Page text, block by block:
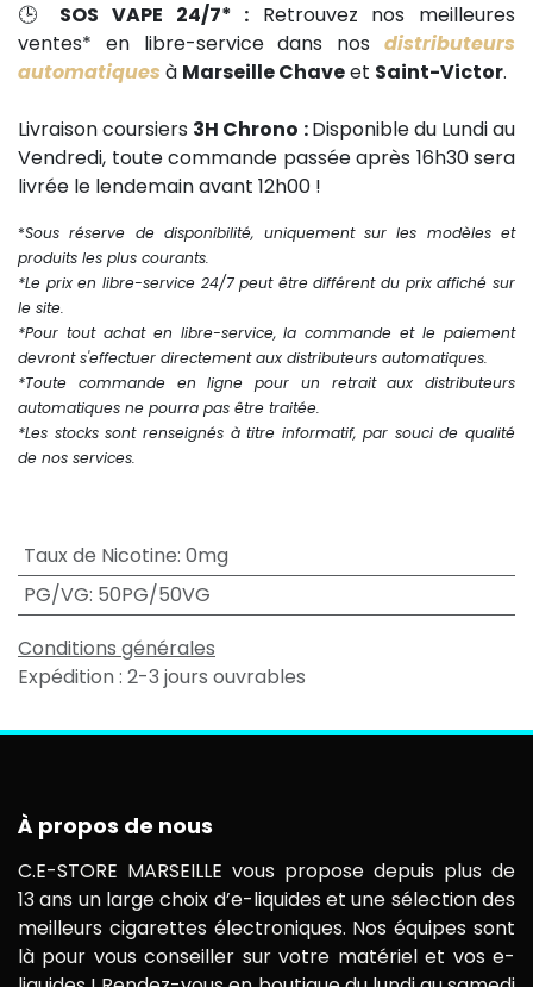
🕒 SOS VAPE 24/7* : Retrouvez nos meilleures
ventes* en libre-service dans nos distributeurs
automatiques à Marseille Chaveet Saint-Victor.
Livraison coursiers 3H Chrono :Disponible du Lundi au
Vendredi, toute commande passée après 16h30 sera
livrée le lendemain avant 12h00 !
*Sous réserve de disponibilité, uniquement sur les modèles et
produits les plus courants.
*Le prix en libre-service 24/7 peut être différent du prix affiché sur
le site.
*Pour tout achat en libre-service, la commande et le paiement
devront s'effectuer directement aux distributeurs automatiques.
*Toute commande en ligne pour un retrait aux distributeurs
automatiques ne pourra pas être traitée.
*Les stocks sont renseignés à titre informatif, par souci de qualité
de nos services.
Taux de Nicotine: 0mg
PG/VG: 50PG/50VG
Conditions générales
Expédition : 2-3 jours ouvrables
À propos de nous
C.E-STORE MARSEILLE vous propose depuis plus de
13 ans un large choix d’e-liquides et une sélection des
meilleurs cigarettes électroniques. Nos équipes sont
là pour vous conseiller sur votre matériel et vos e-